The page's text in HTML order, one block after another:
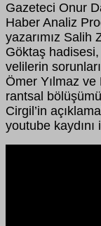
Gazeteci Onur
Haber Analiz
yazarımız Salih
Göktaş
velilerin
Ömer Yılmaz
rantsal
Cirgil’in
youtube kaydını